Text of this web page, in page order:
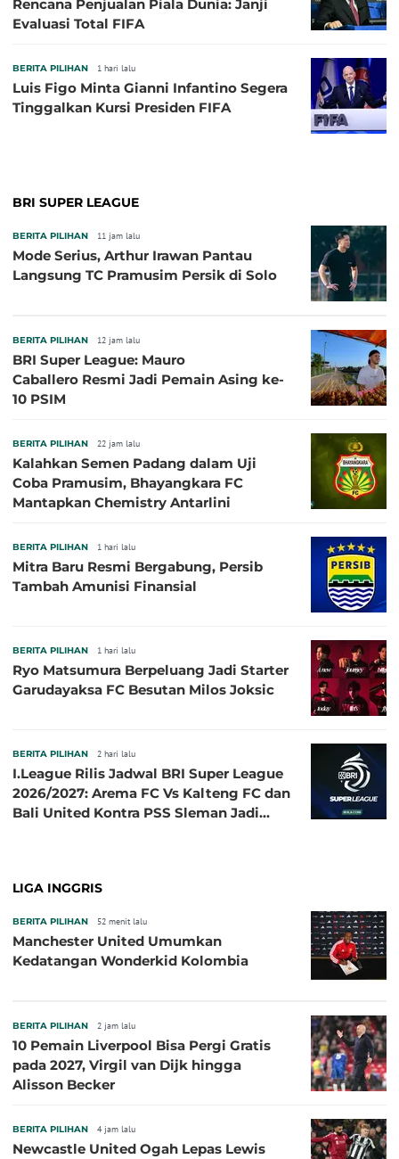
Rencana Penjualan Piala Dunia: Janji
Evaluasi Total FIFA
BERITA PILIHAN 1 hari lalu
Luis Figo Minta Gianni Infantino Segera
Tinggalkan Kursi Presiden FIFA
BRI SUPER LEAGUE
BERITA PILIHAN 11 jam lalu
Mode Serius, Arthur Irawan Pantau
Langsung TC Pramusim Persik di Solo
BERITA PILIHAN 12 jam lalu
BRI Super League: Mauro
Caballero Resmi Jadi Pemain Asing ke-
10 PSIM
BERITA PILIHAN 22 jam lalu
Kalahkan Semen Padang dalam Uji
Coba Pramusim, Bhayangkara FC
Mantapkan Chemistry Antarlini
BERITA PILIHAN 1 hari lalu
Mitra Baru Resmi Bergabung, Persib
Tambah Amunisi Finansial
BERITA PILIHAN 1 hari lalu
Ryo Matsumura Berpeluang Jadi Starter
Garudayaksa FC Besutan Milos Joksic
BERITA PILIHAN 2 hari lalu
I.League Rilis Jadwal BRI Super League
2026/2027: Arema FC Vs Kalteng FC dan
Bali United Kontra PSS Sleman Jadi
LIGA INGGRIS
BERITA PILIHAN 52 menit lalu
Manchester United Umumkan
Kedatangan Wonderkid Kolombia
BERITA PILIHAN 2 jam lalu
10 Pemain Liverpool Bisa Pergi Gratis
pada 2027, Virgil van Dijk hingga
Alisson Becker
BERITA PILIHAN 4 jam lalu
Newcastle United Ogah Lepas Lewis